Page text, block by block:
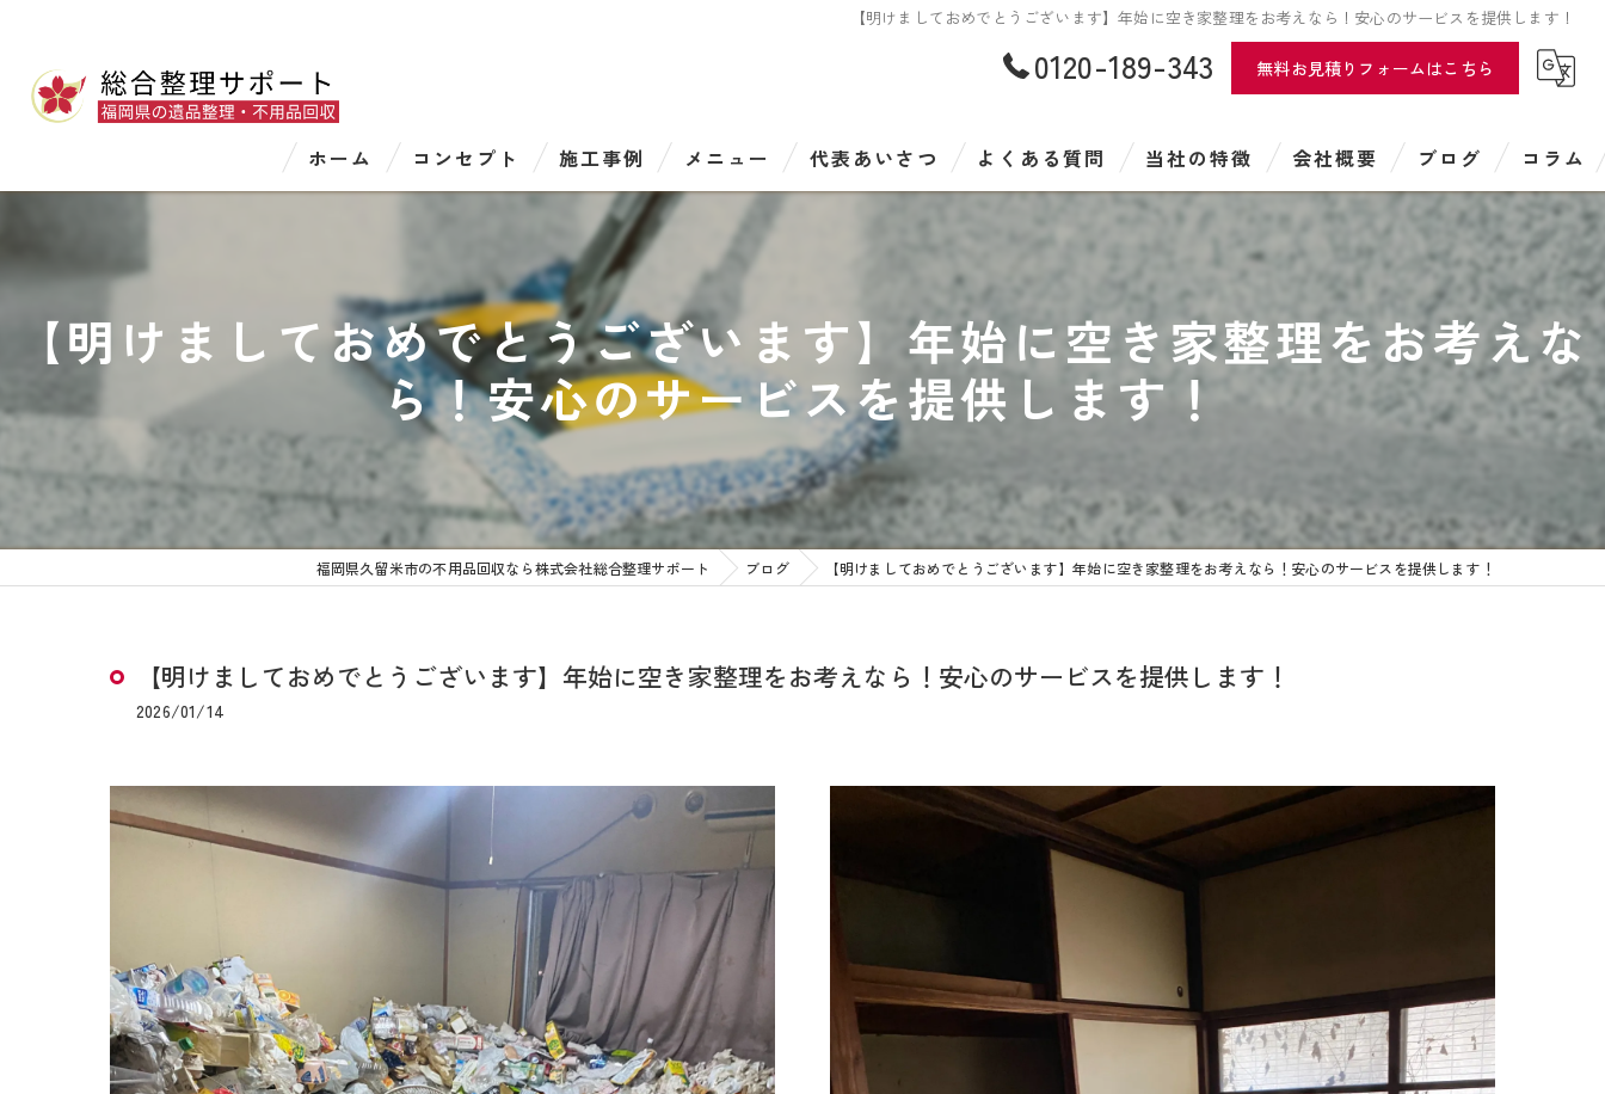
【明けましておめでとうございます】年始に空き家整理をお考えなら！安心のサービスを提供します！
0120-189-343 無料お見積りフォームはこちら
ホーム コンセプト 施工事例 メニュー 代表あいさつ よくある質問 当社の特徴
特殊清掃
引越し
遺品供養
会社概要 ブログ コラム
【明けましておめでとうございます】年始に空き家整理をお考えな
ら！安心のサービスを提供します！
福岡県久留米市の不用品回収なら株式会社総合整理サポート ブログ 【明けましておめでとうございます】年始に空き家整理をお考えなら！安心のサービスを提供します！
【明けましておめでとうございます】年始に空き家整理をお考えなら！安心のサービスを提供します！
2026/01/14